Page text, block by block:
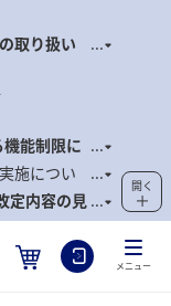
取り扱い
能制限に
施につい
定内容の見
開く
メニュー